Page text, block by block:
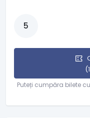
5
Puteți cumpăra bilete